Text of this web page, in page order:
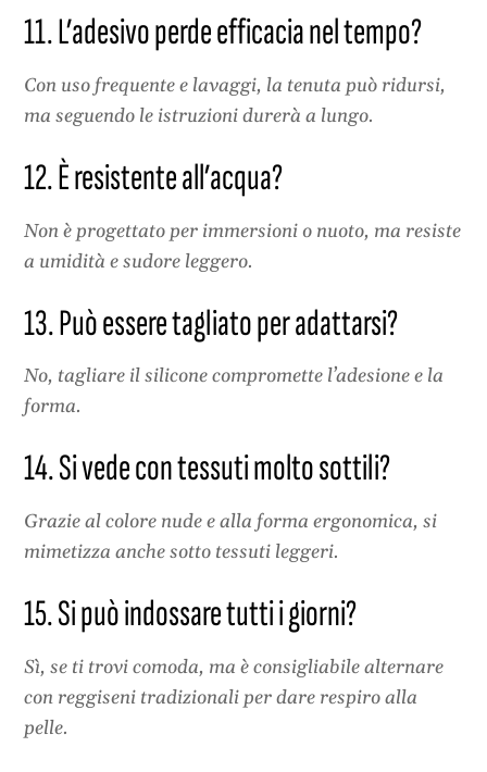
11. L’adesivo perde efficacia nel tempo?
Con uso frequente e lavaggi, la tenuta può ridursi,
ma seguendo le istruzioni durerà a lungo.
12. È resistente all’acqua?
Non è progettato per immersioni o nuoto, ma resiste
a umidità e sudore leggero.
13. Può essere tagliato per adattarsi?
No, tagliare il silicone compromette l’adesione e la
forma.
14. Si vede con tessuti molto sottili?
Grazie al colore nude e alla forma ergonomica, si
mimetizza anche sotto tessuti leggeri.
15. Si può indossare tutti i giorni?
Sì, se ti trovi comoda, ma è consigliabile alternare
con reggiseni tradizionali per dare respiro alla
pelle.